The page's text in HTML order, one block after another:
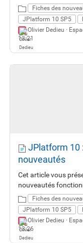
correctifs et de
et techniques.
importante. Elle
bugs, plus de 190
de nouveautés.
renouveau
nouvelles interfaces
Fiches des
JPlatform 10 SP5
Olivier Dedieu ·
13:21
JPlatform 10
nouveautés
Cet article vous
nouveautés
Fiches des
JPlatform 10 SP5
Olivier Dedieu ·
13:26